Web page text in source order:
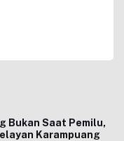
Bukan Saat Pemilu,
Karampuang